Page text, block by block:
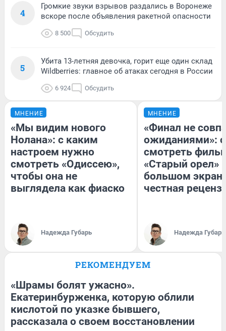
4
Громкие звуки взрывов раздались в Воронеже
вскоре после объявления ракетной опасности
8 500 Обсудить
5
Убита 13-летняя девочка, горит еще один склад
Wildberries: главное об атаках сегодня в России
6 924 Обсудить
МНЕНИЕ
«Мы видим нового
Нолана»: с каким
настроем нужно
смотреть «Одиссею»,
чтобы она не
выглядела как фиаско
Надежда Губарь
МНЕНИЕ
«Финал не
ожиданиями»:
смотреть
«Старый орел»
большом
честная
Надежда Губарь
РЕКОМЕНДУЕМ
«Шрамы болят ужасно».
Екатеринбурженка, которую облили
кислотой по указке бывшего,
рассказала о своем восстановлении